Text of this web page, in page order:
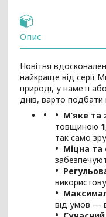
Опис
Новітня
найкраще від серії
природі, у наметі
днів, варто
М’яке та
товщиною
так само
Міцна та
від умов —